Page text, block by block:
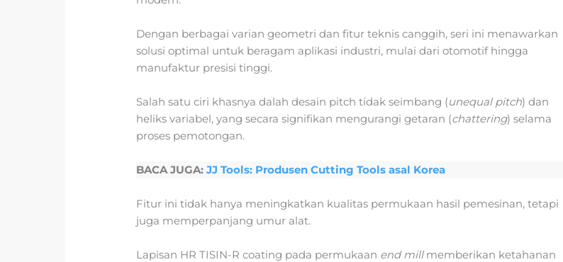
Dengan berbagai varian geometri dan fitur teknis canggih, seri ini menawarkan
solusi optimal untuk beragam aplikasi industri, mulai dari otomotif hingga
manufaktur presisi tinggi.
Salah satu ciri khasnya dalah desain pitch tidak seimbang (unequal pitch) dan
heliks variabel, yang secara signifikan mengurangi getaran (chattering) selama
proses pemotongan.
BACA JUGA:JJ Tools: Produsen Cutting Tools asal Korea
Fitur ini tidak hanya meningkatkan kualitas permukaan hasil pemesinan, tetapi
juga memperpanjang umur alat.
Lapisan HR TISIN-R coating pada permukaan end millmemberikan ketahanan